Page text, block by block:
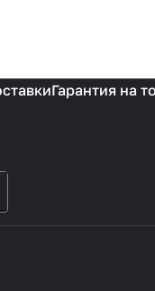
Гарантия на